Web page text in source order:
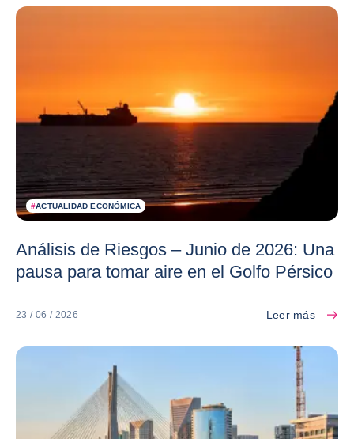
#ACTUALIDAD ECONÓMICA
Análisis de Riesgos – Junio de 2026: Una
pausa para tomar aire en el Golfo Pérsico
23 / 06 / 2026 Leer más